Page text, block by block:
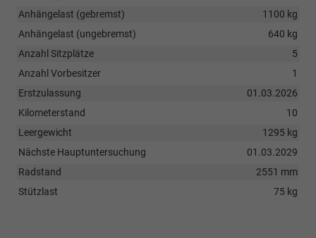
Anhängelast (gebremst)
1100 kg
Anhängelast (ungebremst)
640 kg
Anzahl Sitzplätze
5
Anzahl Vorbesitzer
1
Erstzulassung
01.03.2026
Kilometerstand
10
Leergewicht
1295 kg
Nächste Hauptuntersuchung
01.03.2029
Radstand
2551 mm
Stützlast
75 kg